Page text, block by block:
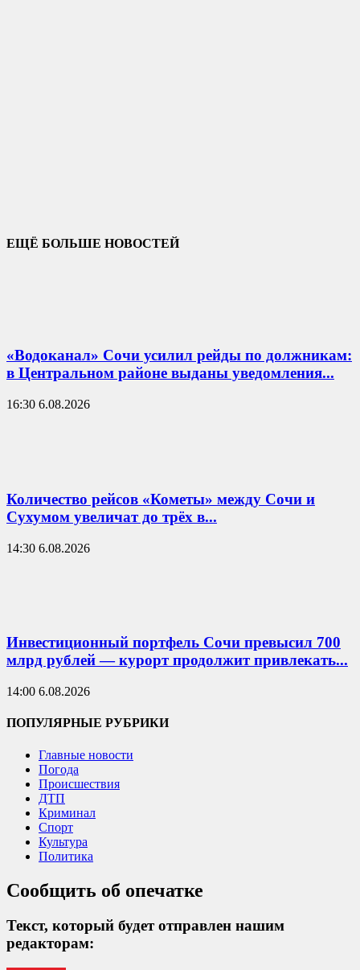
ЕЩЁ БОЛЬШЕ НОВОСТЕЙ
«Водоканал» Сочи усилил рейды по должникам:
в Центральном районе выданы уведомления...
16:30 6.08.2026
Количество рейсов «Кометы» между Сочи и
Сухумом увеличат до трёх в...
14:30 6.08.2026
Инвестиционный портфель Сочи превысил 700
млрд рублей — курорт продолжит привлекать...
14:00 6.08.2026
ПОПУЛЯРНЫЕ РУБРИКИ
Главные новости
Погода
Происшествия
ДТП
Криминал
Спорт
Культура
Политика
Сообщить об опечатке
Текст, который будет отправлен нашим
редакторам: